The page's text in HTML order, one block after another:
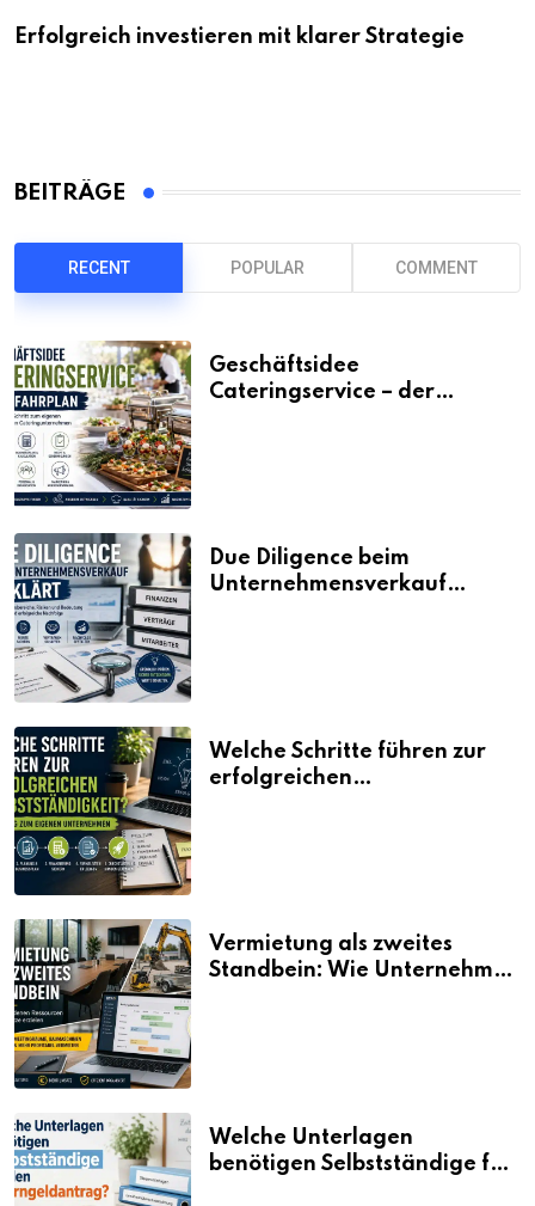
Erfolgreich investieren mit klarer Strategie
BEITRÄGE
RECENT POPULAR COMMENT
Geschäftsidee
Cateringservice – der
Due Diligence beim
Unternehmensverkauf
Welche Schritte führen zur
erfolgreichen
Vermietung als zweites
Standbein: Wie Unternehmen
Welche Unterlagen
benötigen Selbstständige für